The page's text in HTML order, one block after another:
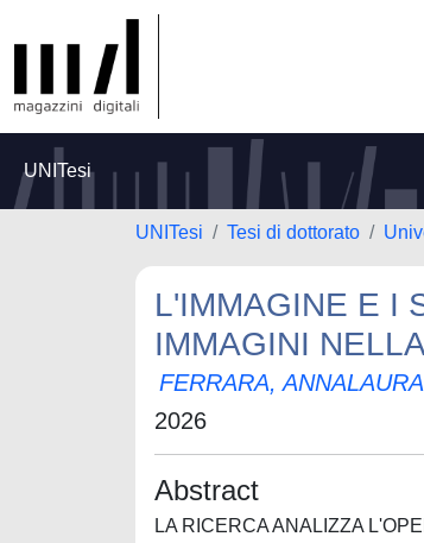
UNITesi
UNITesi Tesi di dottorato
L'IMMAGINE E I
IMMAGINI
FERRARA, ANNALAURA
2026
Abstract
LA RICERCA ANALIZZA